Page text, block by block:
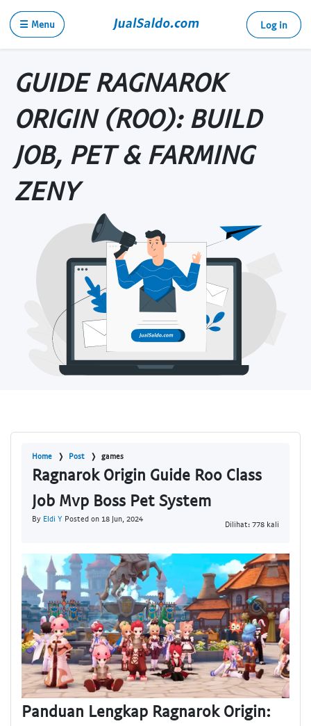
☰ Menu Log in
GUIDE RAGNAROK
ORIGIN (ROO): BUILD
JOB, PET & FARMING
ZENY
Home Post games
Ragnarok Origin Guide Roo Class
Job Mvp Boss Pet System
By Eldi Y Posted on 18 Jun, 2024
Dilihat: 778 kali
Panduan Lengkap Ragnarok Origin: